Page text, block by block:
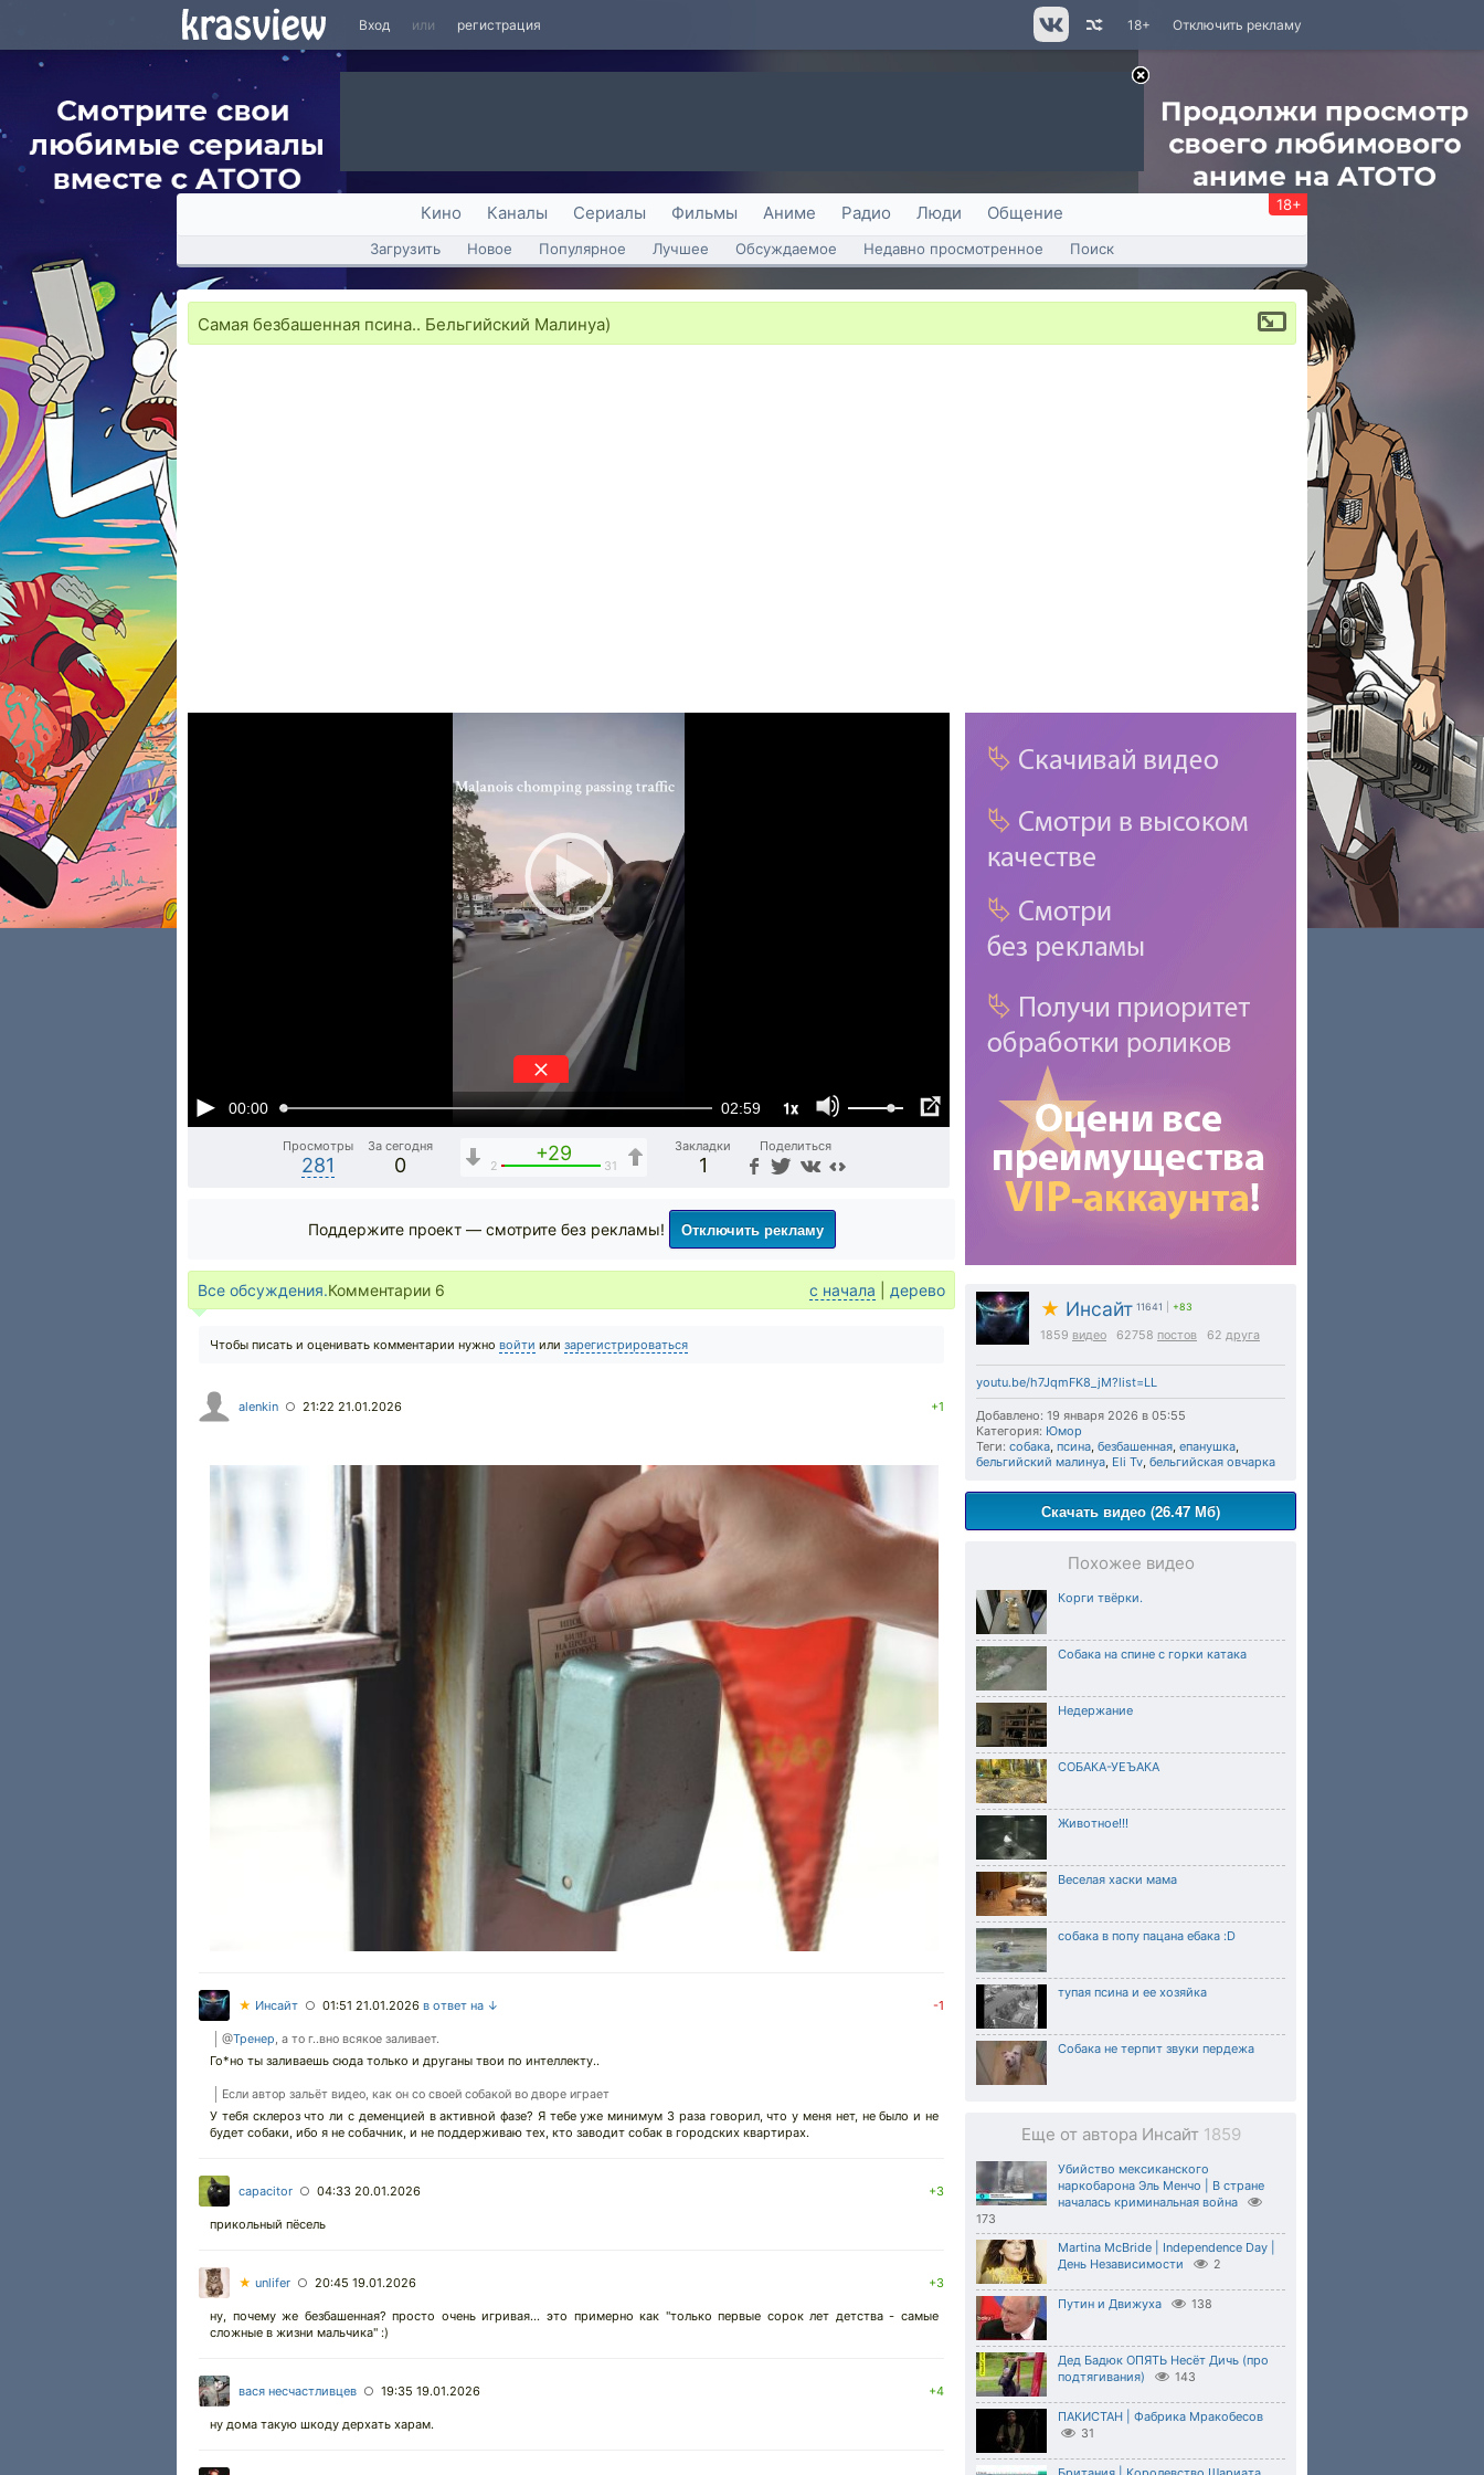
Вход или регистрация Отключить рекламу
18+
Кино Каналы Сериалы Фильмы Аниме Радио Люди Общение 18+
Загрузить Новое Популярное Лучшее Обсуждаемое Недавно просмотренное Поиск
Самая безбашенная псина.. Бельгийский Малинуа)
00:00 02:59 1x
Просмотры
281
За сегодня
0
+29
2 31
Закладки
1
Поделиться
★ Инсайт 11641 +83
1859 видео 62758 постов 62 друга
youtu.be/h7JqmFK8_jM?list=LL
Добавлено: 19 января 2026 в 05:55
Категория: Юмор
Теги: собака, псина, безбашенная, епанушка,
бельгийский малинуа, Eli Tv, бельгийская овчарка
Скачать видео (26.47 Мб)
Похожее видео
Корги твёрки.
Собака на спине с горки катака
Недержание
СОБАКА-УЕЪАКА
Животное!!!
Веселая хаски мама
собака в попу пацана ебака :D
тупая псина и ее хозяйка
Собака не терпит звуки пердежа
Еще от автора Инсайт 1859
Убийство мексиканского
наркобарона Эль Менчо | В стране
началась криминальная война
173
Martina McBride | Independence Day |
День Независимости
2
Путин и Движуха 138
Дед Бадюк ОПЯТЬ Несёт Дичь (про
подтягивания)
143
ПАКИСТАН | Фабрика Мракобесов
31
Поддержите проект — смотрите без рекламы! Отключить рекламу
Все обсуждения.Комментарии 6 с начала дерево
Чтобы писать и оценивать комментарии нужно войти или зарегистрироваться
alenkin ○ 21:22 21.01.2026 +1
★ Инсайт ○ 01:51 21.01.2026 в ответ на ↓ -1
@Тренер, а то г..вно всякое заливает.
Го*но ты заливаешь сюда только и друганы твои по интеллекту..
Если автор зальёт видео, как он со своей собакой во дворе играет
У тебя склероз что ли с деменцией в активной фазе? Я тебе уже минимум 3 раза говорил, что у меня нет, не было и не
будет собаки, ибо я не собачник, и не поддерживаю тех, кто заводит собак в городских квартирах.
capacitor ○ 04:33 20.01.2026 +3
прикольный пёсель
★ unlifer ○ 20:45 19.01.2026 +3
ну, почему же безбашенная? просто очень игривая... это примерно как "только первые сорок лет детства - самые
сложные в жизни мальчика" :)
вася несчастливцев ○ 19:35 19.01.2026 +4
ну дома такую шкоду дерхать харам.